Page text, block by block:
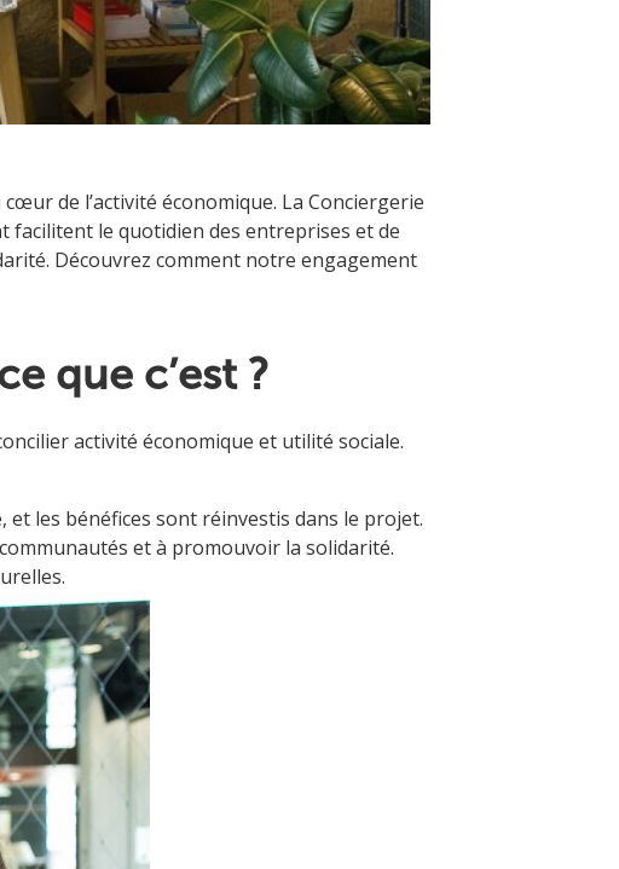
de l’activité économique. La Conciergerie
facilitent le quotidien des entreprises et de
Découvrez comment notre engagement
que c’est ?
activité économique et utilité sociale.
et les bénéfices sont réinvestis dans le projet.
et à promouvoir la solidarité.